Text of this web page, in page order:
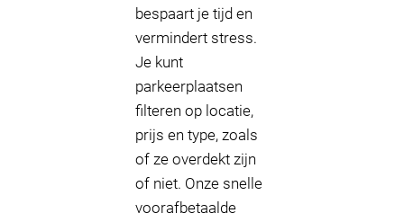
bespaart je tijd en
vermindert stress.
Je kunt
parkeerplaatsen
filteren op locatie,
prijs en type, zoals
of ze overdekt zijn
of niet. Onze snelle
voorafbetaalde